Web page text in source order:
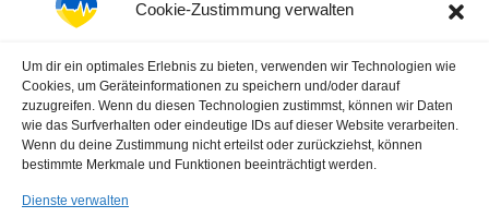
Cookie-Zustimmung verwalten
Um dir ein optimales Erlebnis zu bieten, verwenden wir Technologien wie
Cookies, um Geräteinformationen zu speichern und/oder darauf
zuzugreifen. Wenn du diesen Technologien zustimmst, können wir Daten
wie das Surfverhalten oder eindeutige IDs auf dieser Website verarbeiten.
Wenn du deine Zustimmung nicht erteilst oder zurückziehst, können
bestimmte Merkmale und Funktionen beeinträchtigt werden.
Dienste verwalten
BLOG
DIE ERSTE LIEFERUNG DER
MEDIZINISCHEN
VERSORGUNG